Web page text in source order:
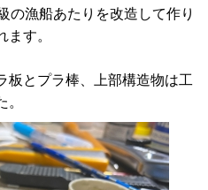
の漁船あたりを改造して作り
ます。
板とプラ棒、上部構造物は工